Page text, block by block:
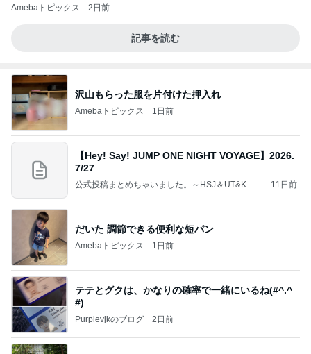
Amebaトピックス 2日前
記事を読む
沢山もらった服を片付けた押入れ
Amebaトピックス 1日前
【Hey! Say! JUMP ONE NIGHT VOYAGE】2026.
7/27
公式投稿まとめちゃいました。～HSJ＆UT&K.O.
11日前
だいた 調節できる便利な短パン
Amebaトピックス 1日前
テテとグクは、かなりの確率で一緒にいるね(#^.^
#)
Purplevjkのブログ 2日前